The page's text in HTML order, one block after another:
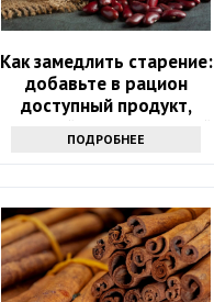
Как замедлить старение:
добавьте в рацион
доступный продукт,
который есть на каждой
кухне
ПОДРОБНЕЕ